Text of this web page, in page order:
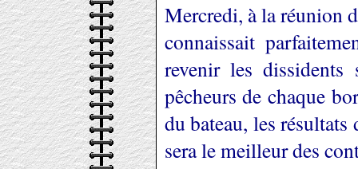
Mercredi, à la réunion
connaissait
revenir les
pêcheurs de chaque
du bateau, les
sera le meilleur des